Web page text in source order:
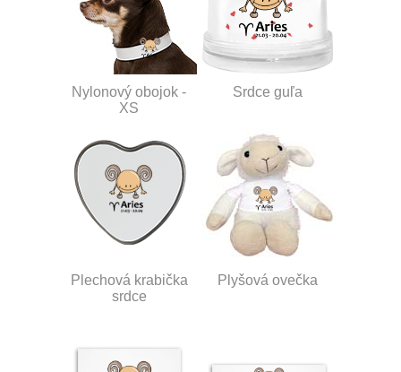
Nylonový obojok -
XS
Srdce guľa
Plechová krabička
srdce
Plyšová ovečka